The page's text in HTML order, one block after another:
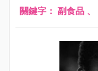
關鍵字： 副食品 、